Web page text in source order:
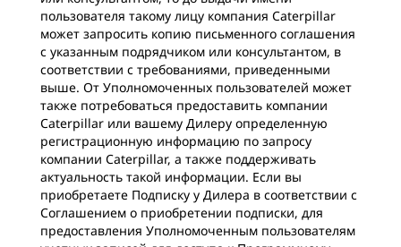
пользователя такому лицу компания Caterpillar
может запросить копию письменного соглашения
с указанным подрядчиком или консультантом, в
соответствии с требованиями, приведенными
выше. От Уполномоченных пользователей может
также потребоваться предоставить компании
Caterpillar или вашему Дилеру определенную
регистрационную информацию по запросу
компании Caterpillar, а также поддерживать
актуальность такой информации. Если вы
приобретаете Подписку у Дилера в соответствии с
Соглашением о приобретении подписки, для
предоставления Уполномоченным пользователям